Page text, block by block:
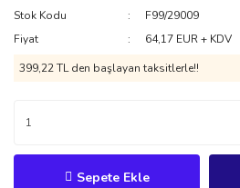
Stok Kodu
F99/29009
Fiyat
64,17 EUR + KDV
399,22 TL den başlayan taksitlerle!!
Sepete Ekle